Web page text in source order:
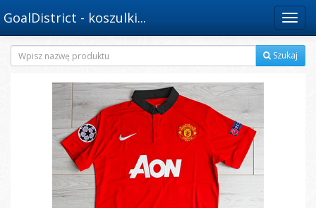
Menu
GoalDistrict - koszulki...
Szukaj